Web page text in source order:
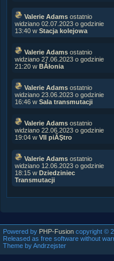
Valerie Adams ostatnio
widziano 02.07.2023 o godzinie
13:40 w Stacja kolejowa
Valerie Adams ostatnio
widziano 27.06.2023 o godzinie
21:20 w BÂłonia
Valerie Adams ostatnio
widziano 23.06.2023 o godzinie
16:46 w Sala transmutacji
Valerie Adams ostatnio
widziano 22.06.2023 o godzinie
19:04 w VII piĂŞtro
Valerie Adams ostatnio
widziano 12.06.2023 o godzinie
18:15 w Dziedziniec
Transmutacji
Powered by PHP-Fusion copyright ©
Released as free software without
Theme by Andrzejster